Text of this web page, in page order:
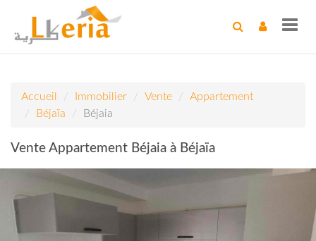
Accueil Immobilier Vente
Appartement
Béjaïa
Béjaia
Vente Appartement Béjaia à Béjaïa